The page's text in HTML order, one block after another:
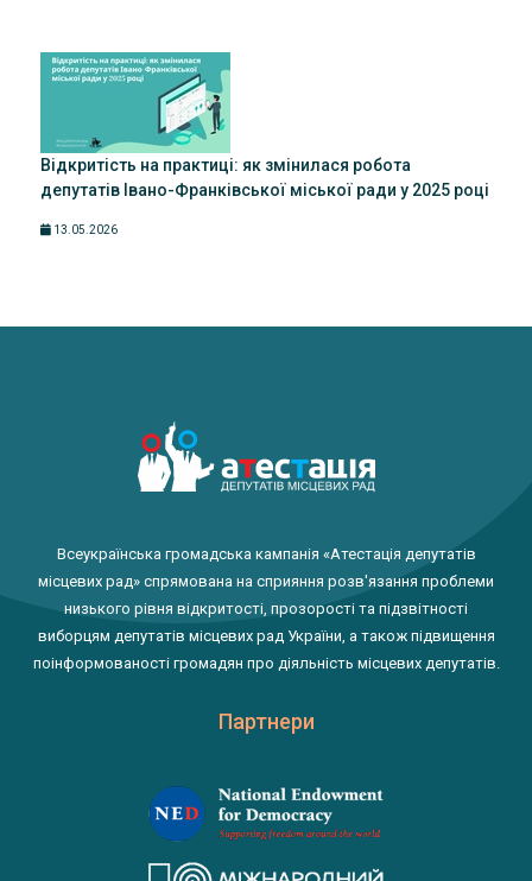
Відкритість на практиці: як змінилася робота
депутатів Івано-Франківської міської ради у 2025 році
13.05.2026
Всеукраїнська громадська кампанія «Атестація депутатів
місцевих рад» спрямована на сприяння розв'язання проблеми
низького рівня відкритості, прозорості та підзвітності
виборцям депутатів місцевих рад України, а також підвищення
поінформованості громадян про діяльність місцевих депутатів.
Партнери